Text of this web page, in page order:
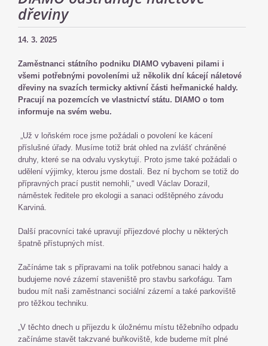
dřeviny
14. 3. 2025
Zaměstnanci státního podniku DIAMO vybaveni pilami i
všemi potřebnými povoleními už několik dní kácejí náletové
dřeviny na svazích termicky aktivní části heřmanické haldy.
Pracují na pozemcích ve vlastnictví státu. DIAMO o tom
informuje na svém webu.
„Už v loňském roce jsme požádali o povolení ke kácení
příslušné úřady. Musíme totiž brát ohled na zvlášť chráněné
druhy, které se na odvalu vyskytují. Proto jsme také požádali o
udělení výjimky, kterou jsme dostali. Bez ní bychom se totiž do
přípravných prací pustit nemohli,“ uvedl Václav Dorazil,
náměstek ředitele pro ekologii a sanaci odštěpného závodu
Karviná.
Další pracovníci také upravují příjezdové plochy u některých
špatně přístupných míst.
Začínáme tak s přípravami na tolik potřebnou sanaci haldy a
budujeme nové zázemí staveniště pro stavbu sarkofágu. Tam
budou mít naši zaměstnanci sociální zázemí a také parkoviště
pro těžkou techniku.
„V těchto dnech u příjezdu k úložnému místu těžebního odpadu
začínáme stavět takzvané buňkoviště, kde budeme mít plné